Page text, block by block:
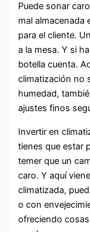
Puede sonar
mal almacenada
para el cliente.
a la mesa. Y si
botella cuenta.
climatización no
humedad,
ajustes finos
Invertir en
tienes que estar
temer que un
caro. Y aquí
climatizada,
o con
ofreciendo